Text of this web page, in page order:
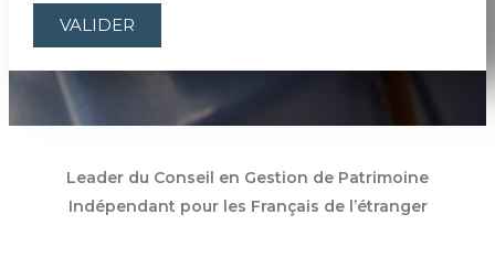
VALIDER
Leader du Conseil en Gestion de Patrimoine
Indépendant pour les Français de l’étranger